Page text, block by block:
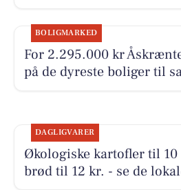
BOLIGMARKED
For 2.295.000 kr
på de dyreste boliger til
DAGLIGVARER
Økologiske kartofler til
brød til 12 kr. - se de